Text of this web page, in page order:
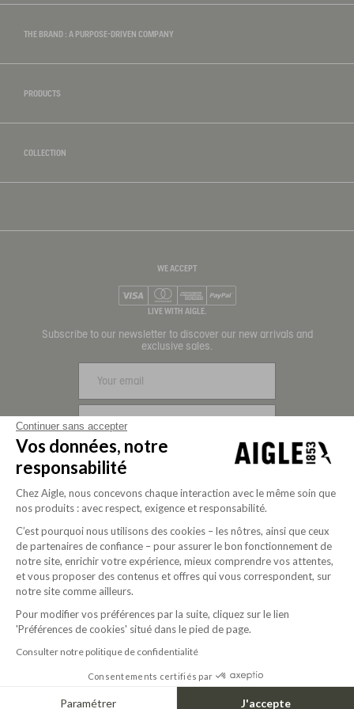
THE BRAND : A PURPOSE-DRIVEN COMPANY
PRODUCTS
COLLECTION
WE ACCEPT
Visa MastercardAmerican Express
LIVE WITH AIGLE.
Subscribe to our newsletter to discover our new arrivals and
exclusive sales.
© 2025 Aigle
Purpose-driven company since 2020
Continuer sans accepter
Vos données, notre
responsabilité
Chez Aigle, nous concevons chaque interaction avec le même soin que
nos produits : avec respect, exigence et responsabilité.
C’est pourquoi nous utilisons des cookies – les nôtres, ainsi que ceux
de partenaires de confiance – pour assurer le bon fonctionnement de
notre site, enrichir votre expérience, mieux comprendre vos attentes,
et vous proposer des contenus et offres qui vous correspondent, sur
notre site comme ailleurs.
Pour modifier vos préférences par la suite, cliquez sur le lien
'Préférences de cookies' situé dans le pied de page.
Consulter notre politique de confidentialité
Consentements certifiés par
Paramétrer J'accepte